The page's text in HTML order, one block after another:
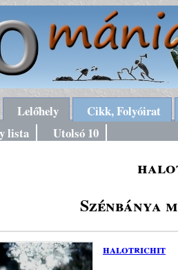
Lelőhely
Cikk, Folyóirat
lista Utolsó 10
Szénbánya
halotrichit